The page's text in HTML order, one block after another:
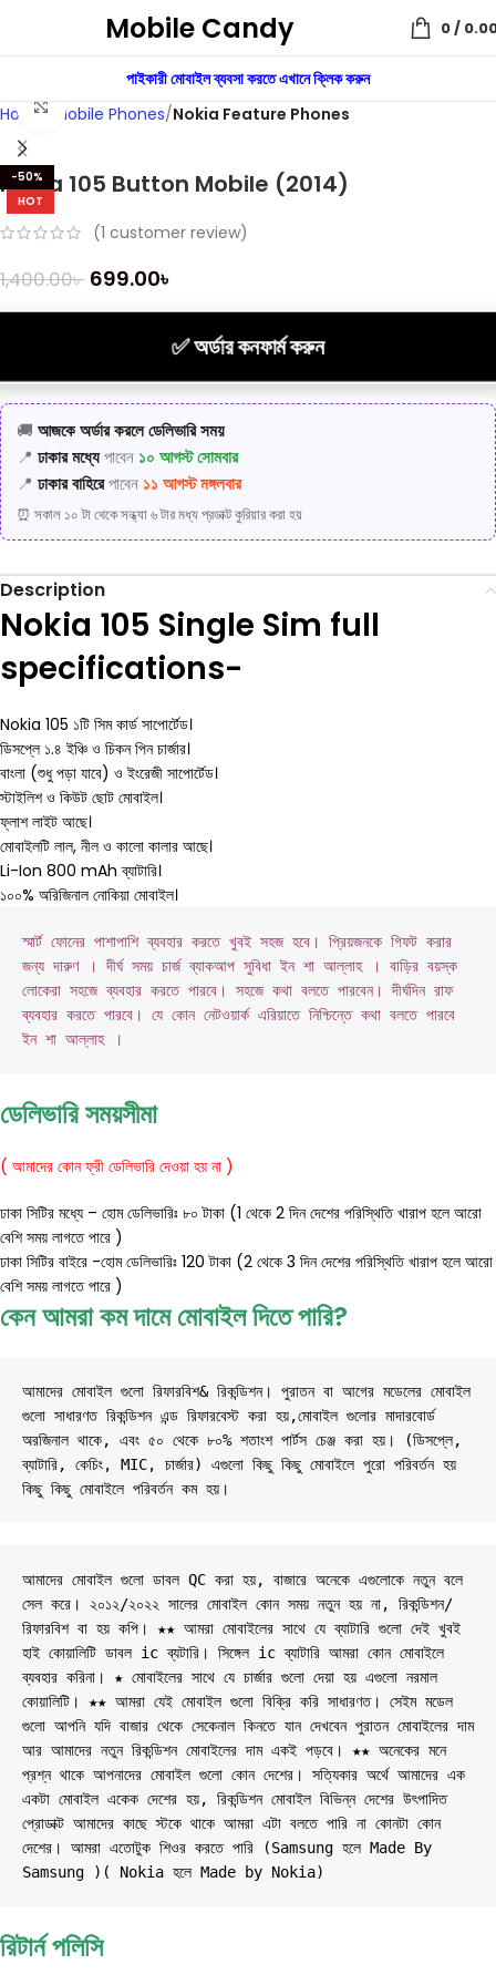
Mobile Candy 0/
পাইকারী মোবাইল ব্যবসা করতে এখানে ক্লিক করুন
Home
Mobile Phones Nokia Feature Phones
-50%
HOT
Click to enlarge
Nokia 105 Button Mobile (2014)
(1 customer review)
1,400.00৳ 699.00৳
✅ অর্ডার কনফার্ম করুন
🚚 আজকে অর্ডার করলে ডেলিভারি সময়
📍 ঢাকার মধ্যেপাবেন ১০ আগস্ট সোমবার
📍 ঢাকার বাহিরেপাবেন ১১ আগস্ট মঙ্গলবার
⏰ সকাল ১০ টা থেকে সন্ধ্যা ৬ টার মধ্য প্রডাক্ট কুরিয়ার করা হয়
Description
Nokia 105 Single Sim full
specifications-
Nokia 105 ১টি সিম কার্ড সাপোর্টেড।
ডিসপ্লে ১.৪ ইঞ্চি ও চিকন পিন চার্জার।
বাংলা (শুধু পড়া যাবে) ও ইংরেজী সাপোর্টেড।
স্টাইলিশ ও কিউট ছোট মোবাইল।
ফ্লাশ লাইট আছে।
মোবাইলটি লাল, নীল ও কালো কালার আছে।
Li-Ion 800 mAh ব্যাটারি।
১০০% অরিজিনাল নোকিয়া মোবাইল।
স্মার্ট ফোনের পাশাপাশি ব্যবহার করতে খুবই সহজ হবে। প্রিয়জনকে গিফট করার
জন্য দারুণ । দীর্ঘ সময় চার্জ ব্যাকআপ সুবিধা ইন শা আল্লাহ । বাড়ির বয়স্ক
লোকেরা সহজে ব্যবহার করতে পারবে। সহজে কথা বলতে পারবেন। দীর্ঘদিন রাফ
ব্যবহার করতে পারবে। যে কোন নেটওয়ার্ক এরিয়াতে নিশ্চিন্তে কথা বলতে পারবে
ইন শা আল্লাহ ।
ডেলিভারি সময়সীমা
( আমাদের কোন ফ্রী ডেলিভারি দেওয়া হয় না )
ঢাকা সিটির মধ্যে – হোম ডেলিভারিঃ ৮০ টাকা (1 থেকে 2 দিন দেশের পরিস্থিতি খারাপ হলে আরো
বেশি সময় লাগতে পারে )
ঢাকা সিটির বাইরে -হোম ডেলিভারিঃ 120 টাকা (2 থেকে 3 দিন দেশের পরিস্থিতি খারাপ হলে আরো
বেশি সময় লাগতে পারে )
কেন আমরা কম দামে মোবাইল দিতে পারি?
আমাদের মোবাইল গুলো রিফারবিশ& রিকন্ডিশন। পুরাতন বা আগের মডেলের মোবাইল
গুলো সাধারণত রিকন্ডিশন এন্ড রিফারবেস্ট করা হয়,মোবাইল গুলোর মাদারবোর্ড
অরজিনাল থাকে, এবং ৫০ থেকে ৮০% শতাংশ পার্টস চেঞ্জ করা হয়। (ডিসপ্লে,
ব্যাটারি, কেচিং, MIC, চার্জার) এগুলো কিছু কিছু মোবাইলে পুরো পরিবর্তন হয়
কিছু কিছু মোবাইলে পরিবর্তন কম হয়।
আমাদের মোবাইল গুলো ডাবল QC করা হয়, বাজারে অনেকে এগুলোকে নতুন বলে
সেল করে। ২০১২/২০২২ সালের মোবাইল কোন সময় নতুন হয় না, রিকন্ডিশন/
রিফারবিশ বা হয় কপি। ★★ আমরা মোবাইলের সাথে যে ব্যাটারি গুলো দেই খুবই
হাই কোয়ালিটি ডাবল ic ব্যটারি। সিঙ্গেল ic ব্যাটারি আমরা কোন মোবাইলে
ব্যবহার করিনা। ★ মোবাইলের সাথে যে চার্জার গুলো দেয়া হয় এগুলো নরমাল
কোয়ালিটি। ★★ আমরা যেই মোবাইল গুলো বিক্রি করি সাধারণত। সেইম মডেল
গুলো আপনি যদি বাজার থেকে সেকেনাল কিনতে যান দেখবেন পুরাতন মোবাইলের দাম
আর আমাদের নতুন রিকন্ডিশন মোবাইলের দাম একই পড়বে। ★★ অনেকের মনে
প্রশ্ন থাকে আপনাদের মোবাইল গুলো কোন দেশের। সত্যিকার অর্থে আমাদের এক
একটা মোবাইল একেক দেশের হয়, রিকন্ডিশন মোবাইল বিভিন্ন দেশের উৎপাদিত
প্রোডাক্ট আমাদের কাছে স্টকে থাকে আমরা এটা বলতে পারি না কোনটা কোন
দেশের। আমরা এতোটুক শিওর করতে পারি (Samsung হলে Made By
Samsung )( Nokia হলে Made by Nokia)
রিটার্ন পলিসি